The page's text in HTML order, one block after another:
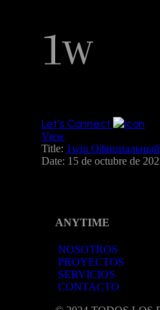
1w
Let's Connect
View
Title: 1win Официальный
Date: 15 de octubre de
ANYTIME
NOSOTROS
PROYECTOS
SERVICIOS
CONTACTO